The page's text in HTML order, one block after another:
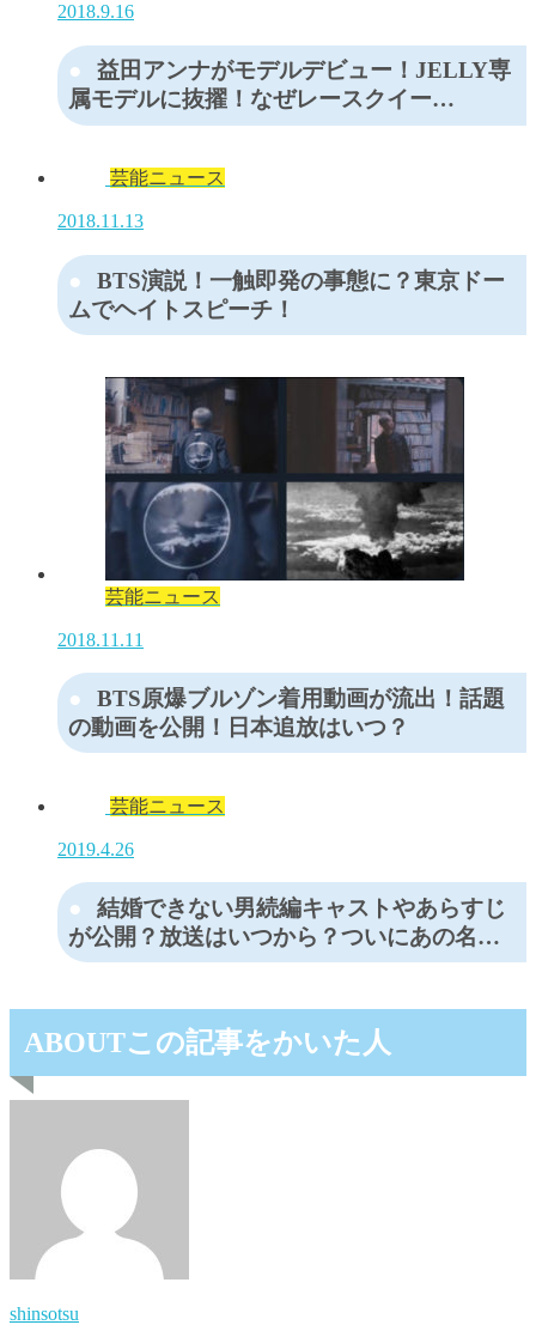
2018.9.16
益田アンナがモデルデビュー！JELLY専
属モデルに抜擢！なぜレースクイー…
芸能ニュース
2018.11.13
BTS演説！一触即発の事態に？東京ドー
ムでヘイトスピーチ！
芸能ニュース
2018.11.11
BTS原爆ブルゾン着用動画が流出！話題
の動画を公開！日本追放はいつ？
芸能ニュース
2019.4.26
結婚できない男続編キャストやあらすじ
が公開？放送はいつから？ついにあの名…
ABOUTこの記事をかいた人
shinsotsu